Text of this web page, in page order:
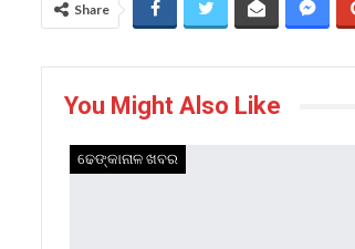
Share
You Might Also Like
ଢେଙ୍କାନାଳ ଖବର